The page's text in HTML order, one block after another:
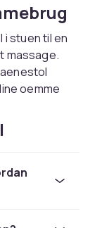
i stuen til en
massage.
oemme
at
og
dig
da mange